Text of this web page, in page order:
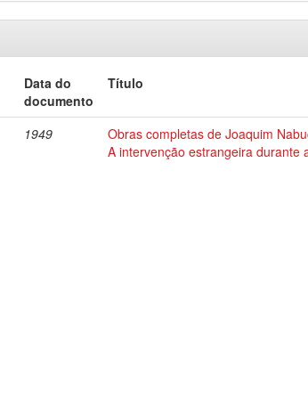
Data do
documento
Título
1949
Obras completas de Joaquim
A intervenção estrangeira durante